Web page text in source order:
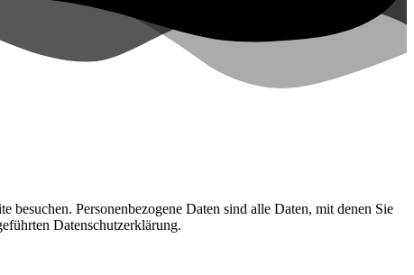
Personenbezogene Daten sind alle Daten, mit denen Sie
Datenschutzerklärung.